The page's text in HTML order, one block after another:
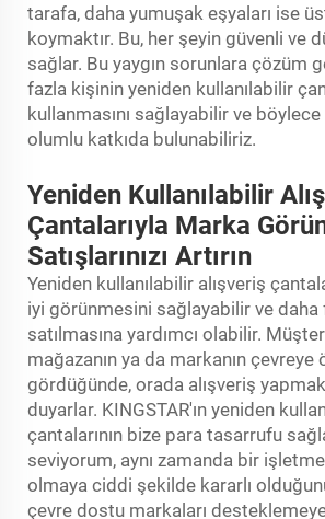
tarafa, daha yumuşak eşyaları ise
koymaktır. Bu, her şeyin güvenli ve
sağlar. Bu yaygın sorunlara çözüm
fazla kişinin yeniden kullanılabilir
kullanmasını sağlayabilir ve
olumlu katkıda bulunabiliriz.
Yeniden Kullanılabilir
Çantalarıyla Marka
Satışlarınızı Artırın
Yeniden kullanılabilir alışveriş
iyi görünmesini sağlayabilir ve daha
satılmasına yardımcı olabilir.
mağazanın ya da markanın
gördüğünde, orada alışveriş
duyarlar. KINGSTAR'ın yeniden
çantalarının bize para tasarrufu
seviyorum, aynı zamanda bir
olmaya ciddi şekilde kararlı
çevre dostu markaları